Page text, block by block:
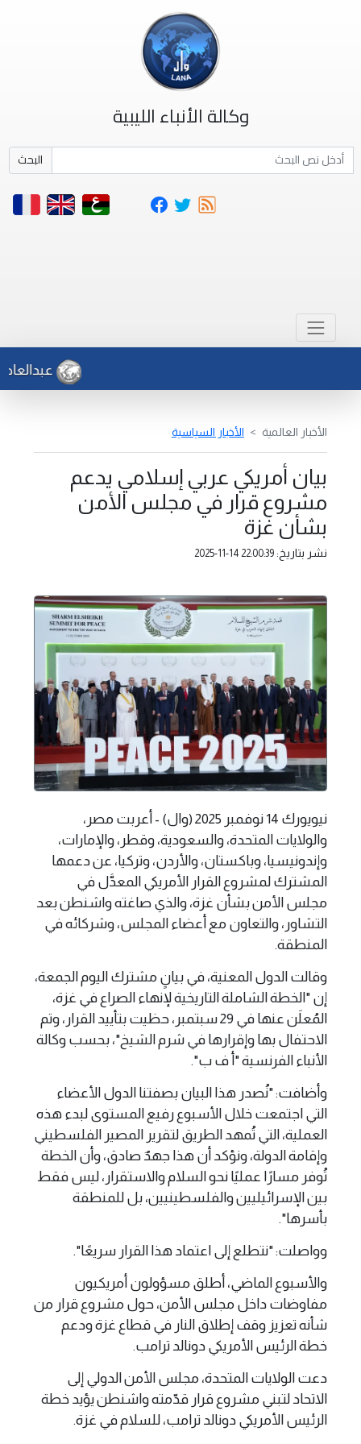
وكالة الأنباء الليبية
البحث
الأخبار العالمية الأخبار السياسية
بيان أمريكي عربي إسلامي يدعم
مشروع قرار في مجلس الأمن
بشأن غزة
نشر بتاريخ: 2025-11-14 22:00:39
نيويورك 14 نوفمبر 2025 (وال) - أعربت مصر،
والولايات المتحدة، والسعودية، وقطر، والإمارات،
وإندونيسيا، وباكستان، والأردن، وتركيا، عن دعمها
المشترك لمشروع القرار الأمريكي المعدَّل في
مجلس الأمن بشأن غزة، والذي صاغته واشنطن بعد
التشاور، والتعاون مع أعضاء المجلس، وشركائه في
المنطقة.
وقالت الدول المعنية، في بيانٍ مشترك اليوم الجمعة،
إن "الخطة الشاملة التاريخية لإنهاء الصراع في غزة،
المُعلَن عنها في 29 سبتمبر، حظيت بتأييد القرار، وتم
الاحتفال بها وإقرارها في شرم الشيخ"، بحسب وكالة
الأنباء الفرنسية "أ ف ب".
وأضافت: "نُصدر هذا البيان بصفتنا الدول الأعضاء
التي اجتمعت خلال الأسبوع رفيع المستوى لبدء هذه
العملية، التي تُمهد الطريق لتقرير المصير الفلسطيني
وإقامة الدولة، ونؤكد أن هذا جهدٌ صادق، وأن الخطة
تُوفر مسارًا عمليًا نحو السلام والاستقرار، ليس فقط
بين الإسرائيليين والفلسطينيين، بل للمنطقة
بأسرها".
وواصلت: "نتطلع إلى اعتماد هذا القرار سريعًا".
والأسبوع الماضي، أطلق مسؤولون أمريكيون
مفاوضات داخل مجلس الأمن، حول مشروع قرار من
شأنه تعزيز وقف إطلاق النار في قطاع غزة ودعم
خطة الرئيس الأمريكي دونالد ترامب.
دعت الولايات المتحدة، مجلس الأمن الدولي إلى
الاتحاد لتبني مشروع قرار قدّمته واشنطن يؤيد خطة
الرئيس الأمريكي دونالد ترامب، للسلام في غزة.